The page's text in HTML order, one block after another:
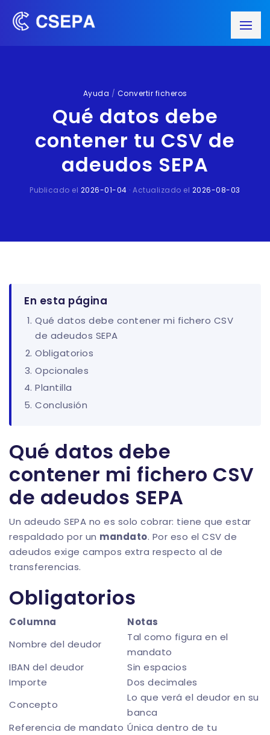
Ayuda / Convertir ficheros
Qué datos debe
contener tu CSV de
adeudos SEPA
Publicado el 2026-01-04 · Actualizado el 2026-08-03
En esta página
Qué datos debe contener mi fichero CSV
de adeudos SEPA
Obligatorios
Opcionales
Plantilla
Conclusión
Qué datos debe
contener mi fichero CSV
de adeudos SEPA
Un adeudo SEPA no es solo cobrar: tiene que estar
respaldado por un mandato. Por eso el CSV de
adeudos exige campos extra respecto al de
transferencias.
Obligatorios
Columna
Notas
Nombre del deudor
Tal como figura en el
mandato
IBAN del deudor
Sin espacios
Importe
Dos decimales
Concepto
Lo que verá el deudor en su
banca
Referencia de mandato Única dentro de tu